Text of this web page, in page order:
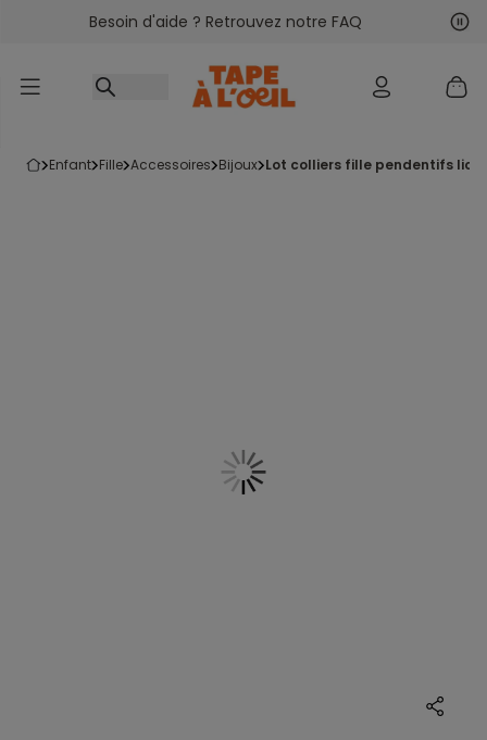
Accéder au contenu
Besoin d'aide ? Retrouvez notre FAQ
enfant fille accessoires bijoux lot colliers fille pendentifs